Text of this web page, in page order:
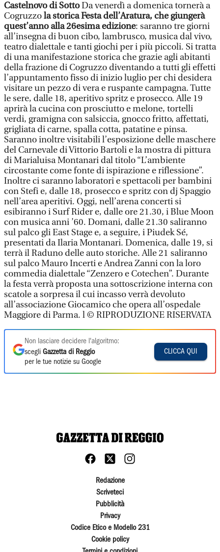
Castelnovo di SottoDa venerdì a domenica tornerà a
Cogruzzola storica Festa dell’Aratura, che giungerà
quest’anno alla 26esima edizione: saranno tre giorni
all’insegna di buon cibo, lambrusco, musica dal vivo,
teatro dialettale e tanti giochi per i più piccoli. Si tratta
di una manifestazione storica che grazie agli abitanti
della frazione di Cogruzzo diventando a tutti gli effetti
l’appuntamento fisso di inizio luglio per chi desidera
visitare un pezzo di vera e ruspante campagna. Tutte
le sere, dalle 18, aperitivo spritz e prosecco. Alle 19
aprirà la cucina con prosciutto e melone, tortelli
verdi, gramigna con salsiccia, gnocco fritto, affettati,
grigliata di carne, spalla cotta, patatine e pinsa.
Saranno inoltre visitabili l’esposizione delle maschere
del Carnevale di Vittorio Bartoli e la mostra di pittura
di Marialuisa Montanari dal titolo “L’ambiente
circostante come fonte di ispirazione e riflessione”.
Inoltre ci saranno laboratori e spettacoli per bambini
con Stefi e, dalle 18, prosecco e spritz con dj Spaggio
nell’area aperitivi. Oggi, nell’arena concerti si
esibiranno i Surf Rider e, dalle ore 21.30, i Blue Moon
con musica anni ’60. Domani, dalle 21.30 saliranno
sul palco gli East Stage e, a seguire, i Piudek Sé,
presentati da Ilaria Montanari. Domenica, dalle 19, si
terrà il Raduno delle auto storiche. Alle 21 saliranno
sul palco Mauro Incerti e Andrea Zanni con la loro
commedia dialettale “Zenzero e Cotechen”. Durante
la festa verrà proposta una sottoscrizione interna con
scatole a sorpresa il cui incasso verrà devoluto
all’associazione Giocamico che opera all’ospedale
Maggiore di Parma. l © RIPRODUZIONE RISERVATA
Non lasciare decidere l'algoritmo:
scegli Gazzetta di Reggio
per le tue notizie su Google
CLICCA QUI
Redazione
Scriveteci
Pubblicità
Privacy
Codice Etico e Modello 231
Cookie policy